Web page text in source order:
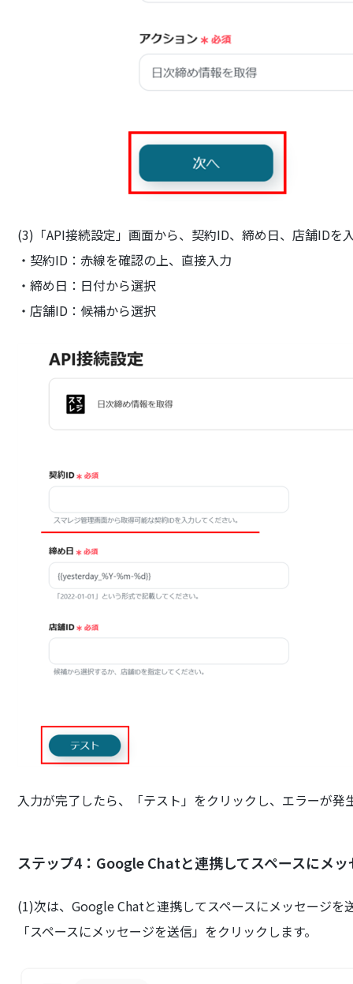
(3)「API接続設定」画面から、契約ID、締め日、店舗IDを
・契約ID：赤線を確認の上、直接入力
・締め日：日付から選択
・店舗ID：候補から選択
入力が完了したら、「テスト」をクリックし、エラーが
ステップ4：Google Chatと連携してスペースにメ
(1)次は、Google Chatと連携してスペースにメッセージを
「スペースにメッセージを送信」をクリックします。